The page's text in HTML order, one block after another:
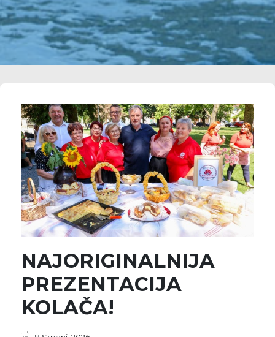
NAJORIGINALNIJA
PREZENTACIJA
KOLAČA!